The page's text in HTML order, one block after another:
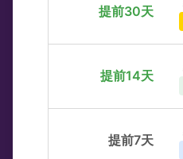
提前30天
提前14天
提前7天